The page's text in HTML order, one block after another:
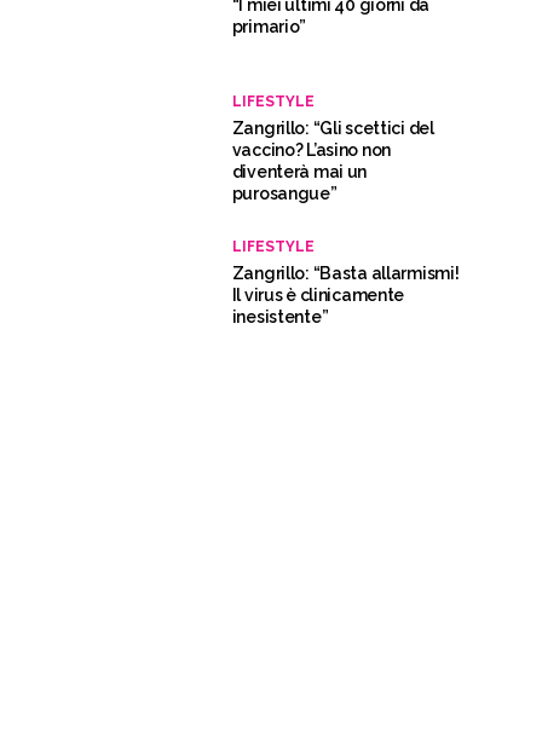
“I miei ultimi 40 giorni da
primario”
LIFESTYLE
Zangrillo: “Gli scettici del
vaccino? L’asino non
diventerà mai un
purosangue”
LIFESTYLE
Zangrillo: “Basta allarmismi!
Il virus è clinicamente
inesistente”